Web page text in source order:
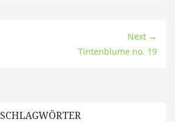
Next →
Tintenblume no. 19
SCHLAGWÖRTER